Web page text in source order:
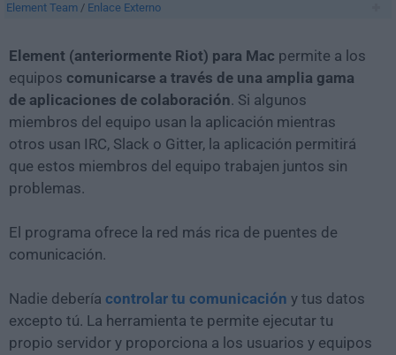
Element Team / Enlace Externo
Element (anteriormente Riot) para Mac permite a los
equipos comunicarse a través de una amplia gama
de aplicaciones de colaboración. Si algunos
miembros del equipo usan la aplicación mientras
otros usan IRC, Slack o Gitter, la aplicación permitirá
que estos miembros del equipo trabajen juntos sin
problemas.
El programa ofrece la red más rica de puentes de
comunicación.
Nadie debería controlar tu comunicación y tus datos
excepto tú. La herramienta te permite ejecutar tu
propio servidor y proporciona a los usuarios y equipos